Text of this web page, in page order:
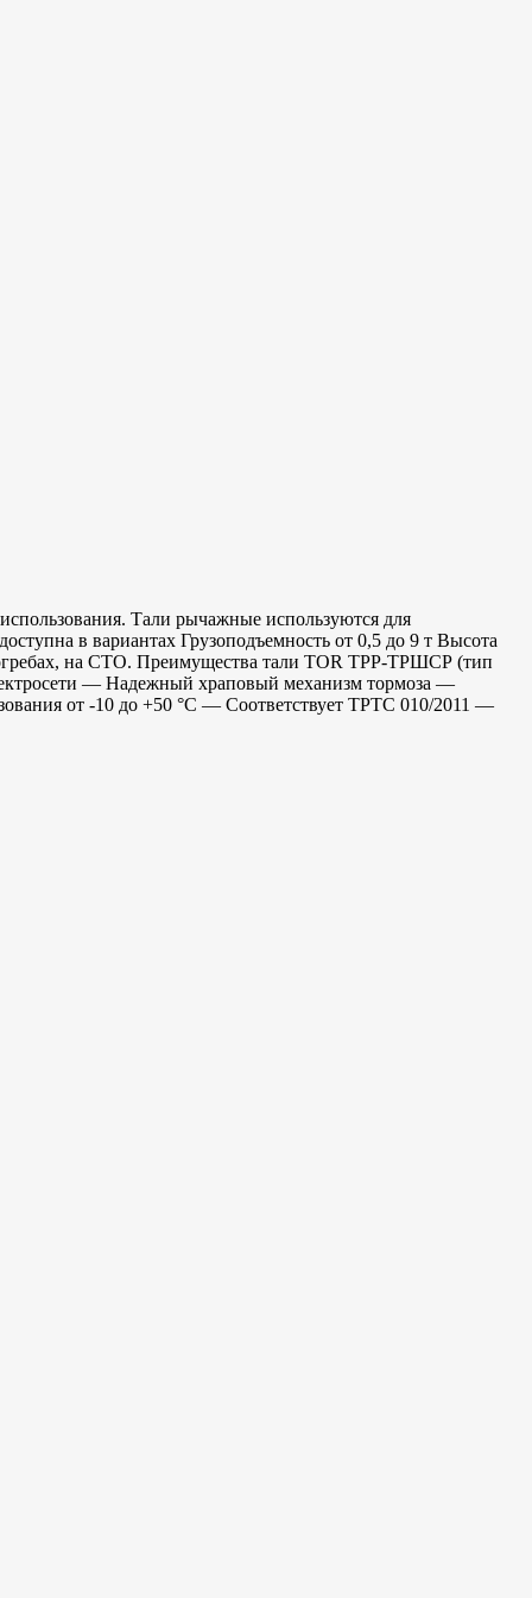
Тали рычажные используются для
в вариантах Грузоподъемность от 0,5 до 9 т Высота
на СТО. Преимущества тали TOR ТРР-ТРШСР (тип
— Надежный храповый механизм тормоза —
от -10 до +50 °C — Соответствует ТРТС 010/2011 —